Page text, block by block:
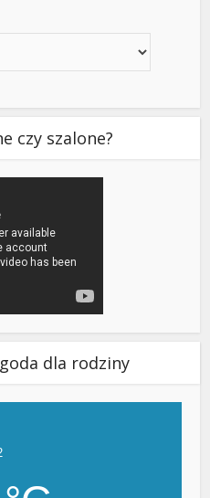
czy szalone?
dla rodziny